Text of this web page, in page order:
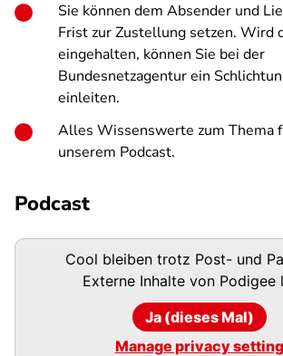
Sie können dem Absender und
Frist zur Zustellung setzen. Wird
eingehalten, können Sie bei der
Bundesnetzagentur ein
einleiten.
Alles Wissenswerte zum Thema
unserem Podcast.
Podcast
Podigee-Cool bleiben trotz Post- und
Externe Inhalte von Podigee
Ja (dieses Mal)
Manage privacy